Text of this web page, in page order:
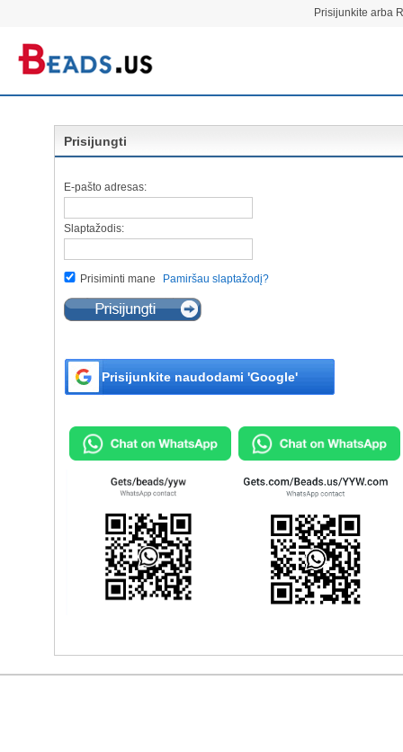
Prisijunkite arba
Prisijungti
E-pašto adresas:
Slaptažodis:
Prisiminti mane Pamiršau slaptažodį?
Prisijunkite naudodami 'Google'